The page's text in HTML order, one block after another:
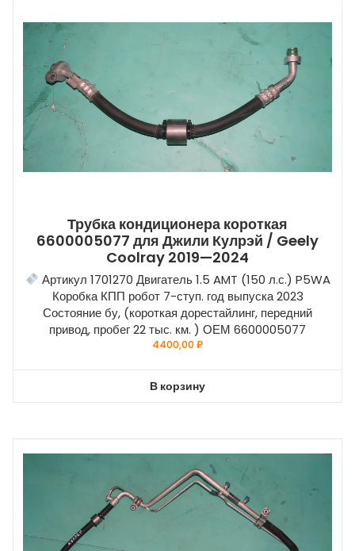
Трубка кондиционера короткая
6600005077 для Джили Кулрэй / Geely
Coolray 2019—2024
Артикул 1701270 Двигатель 1.5 AMT (150 л.с.) P5WA
Коробка КПП робот 7-ступ. год выпуска 2023
Состояние бу, (короткая дорестайлинг, передний
привод, пробег 22 тыс. км. ) ОЕМ 6600005077
4400,00₽
В корзину